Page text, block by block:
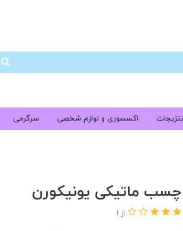
اکسسوری و لوازم شخصی سرگرمی
چسب ماتیکی یونیکورن
از 1